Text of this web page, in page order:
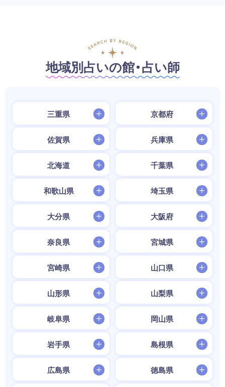
地域別占いの館・占い師
三重県 京都府
佐賀県 兵庫県
北海道 千葉県
和歌山県 埼玉県
大分県 大阪府
奈良県 宮城県
宮崎県 山口県
山形県 山梨県
岐阜県 岡山県
岩手県 島根県
広島県 徳島県